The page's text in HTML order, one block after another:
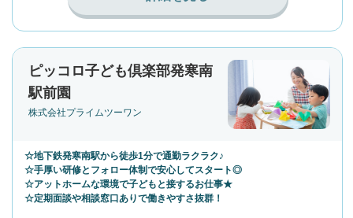
ピッコロ子ども倶楽部発寒南
駅前園
株式会社プライムツーワン
☆地下鉄発寒南駅から徒歩1分で通勤ラクラク♪
☆手厚い研修とフォロー体制で安心してスタート◎
☆アットホームな環境で子どもと接するお仕事★
☆定期面談や相談窓口ありで働きやすさ抜群！